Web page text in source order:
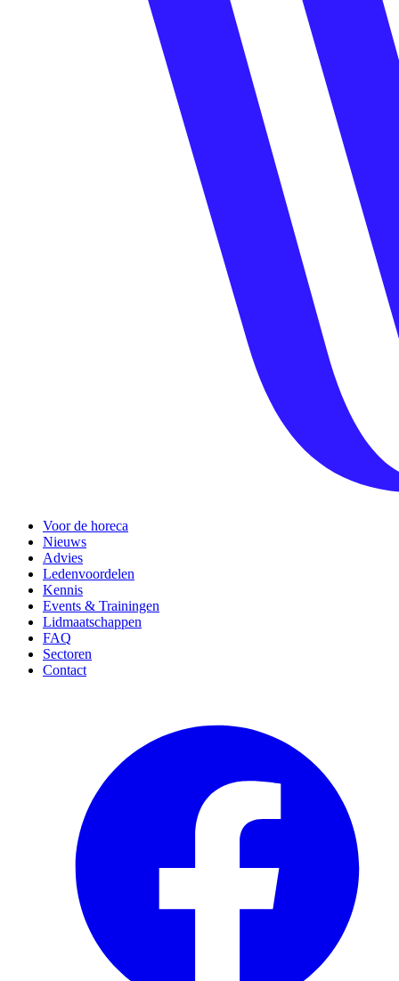
Voor de horeca
Nieuws
Advies
Ledenvoordelen
Kennis
Events & Trainingen
Lidmaatschappen
FAQ
Sectoren
Contact